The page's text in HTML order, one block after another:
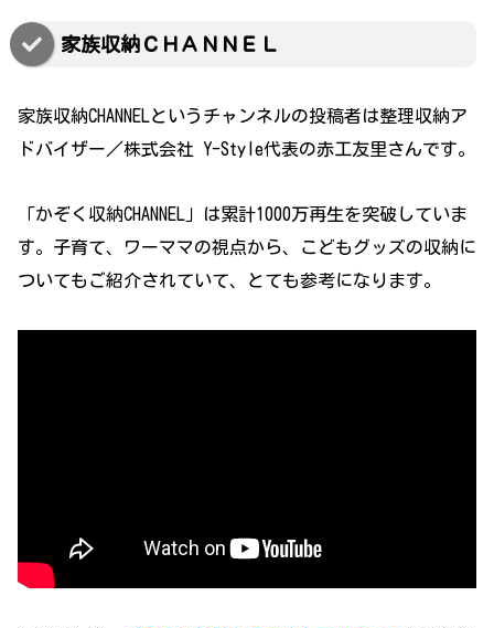
家族収納ＣＨＡＮＮＥＬ
家族収納CHANNELというチャンネルの投稿者は整理収納ア
ドバイザー／株式会社 Y-Style代表の赤工友里さんです。
「かぞく収納CHANNEL」は累計1000万再生を突破していま
す。子育て、ワーママの視点から、こどもグッズの収納に
ついてもご紹介されていて、とても参考になります。